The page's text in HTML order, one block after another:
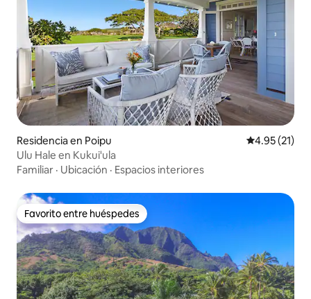
Residencia en Poipu Calificación
4.95 (21)
Ulu Hale en Kukui'ula
Familiar · Ubicación · Espacios interiores
Favorito entre huéspedes
Favorito entre huéspedes